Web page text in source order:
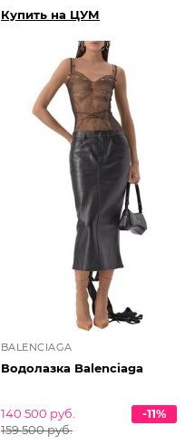
Купить на ЦУМ
BALENCIAGA
Водолазка Balenciaga
140 500 руб.
159 500 руб.
-11%